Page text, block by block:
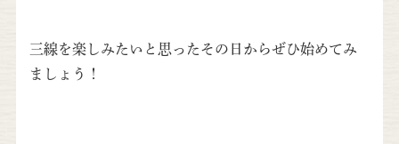
三線を楽しみたいと思ったその日からぜひ始めてみ
ましょう！